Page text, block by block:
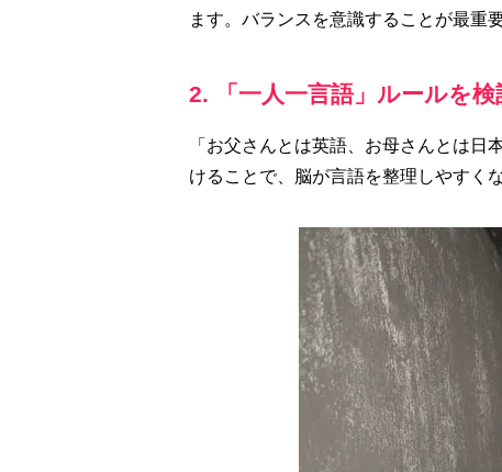
ます。バランスを意識することが最重要
2. 「一人一言語」ルールを検
「お父さんとは英語、お母さんとは
けることで、脳が言語を整理しやすく